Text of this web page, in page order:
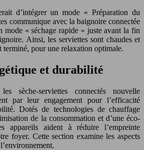
d’intégrer un mode « Préparation du
communique avec la baignoire connectée
mode « séchage rapide » juste avant la fin
Ainsi, les serviettes sont chaudes et
terminé, pour une relaxation optimale.
et durabilité
sèche-serviettes connectés nouvelle
par leur engagement pour l’efficacité
Dotés de technologies de chauffage
de la consommation et d’une éco-
appareils aident à réduire l’empreinte
foyer. Cette section examine les aspects